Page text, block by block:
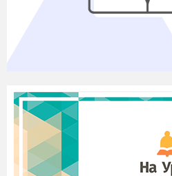
І саме тут, де
І перемогами своїми
Оливи гілку на чолі несли.